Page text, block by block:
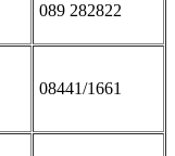
089 282822
08441/1661